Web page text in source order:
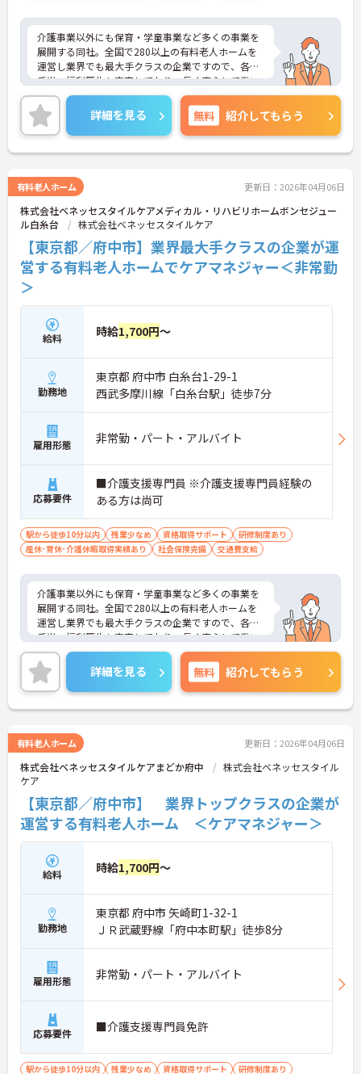
介護事業以外にも保育・学童事業など多くの事業を
展開する同社。全国で280以上の有料老人ホームを
運営し業界でも最大手クラスの企業ですので、各種
手当、福利厚生も充実しており、長く安心して働い
ていただける環境です。ご興味ある方には、面接対
策ポイントなど、さらに詳細をお話しいたしますの
でお気軽にご相談ください。
詳細を見る 無料 紹介してもらう
有料老人ホーム 更新日：2026年04月06日
株式会社ベネッセスタイルケアメディカル・リハビリホームボンセジュー
ル白糸台
株式会社ベネッセスタイルケア
【東京都／府中市】業界最大手クラスの企業が運
営する有料老人ホームでケアマネジャー＜非常勤
＞
給料 時給1,700円～
勤務地
東京都 府中市 白糸台1-29-1
西武多摩川線「白糸台駅」徒歩7分
雇用形態 非常勤・パート・アルバイト
応募要件
■介護支援専門員 ※介護支援専門員経験の
ある方は尚可
駅から徒歩10分以内 残業少なめ 資格取得サポート
研修制度あり
産休･育休･介護休暇取得実績あり
社会保険完備 交通費支給
介護事業以外にも保育・学童事業など多くの事業を
展開する同社。全国で280以上の有料老人ホームを
運営し業界でも最大手クラスの企業ですので、各種
手当、福利厚生も充実しており、長く安心して働い
ていただける環境です。ご興味ある方には、面接対
策ポイントなど、さらに詳細をお話しいたしますの
でお気軽にご相談ください。
詳細を見る 無料 紹介してもらう
有料老人ホーム 更新日：2026年04月06日
株式会社ベネッセスタイルケアまどか府中
株式会社ベネッセスタイル
ケア
【東京都／府中市】 業界トップクラスの企業が
運営する有料老人ホーム ＜ケアマネジャー＞
給料 時給1,700円～
勤務地
東京都 府中市 矢崎町1-32-1
ＪＲ武蔵野線「府中本町駅」徒歩8分
雇用形態 非常勤・パート・アルバイト
応募要件 ■介護支援専門員免許
駅から徒歩10分以内 残業少なめ 資格取得サポート 研修制度あり